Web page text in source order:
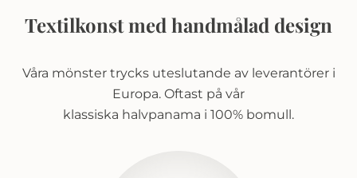
Textilkonst med handmålad design
Våra mönster trycks uteslutande av leverantörer i
Europa. Oftast på vår
klassiska halvpanama i 100% bomull.